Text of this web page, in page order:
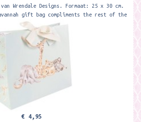
Wrendale Designs. Formaat: 25 x 30 cm.
gift bag compliments the rest of the
€ 4,95